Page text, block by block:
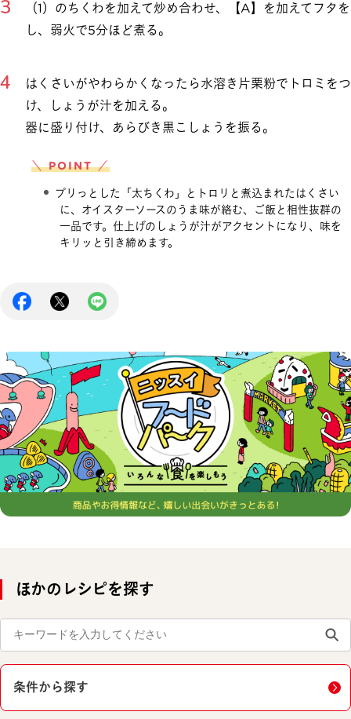
（1）のちくわを加えて炒め合わせ、【A】を加えてフタを
し、弱火で5分ほど煮る。
はくさいがやわらかくなったら水溶き片栗粉でトロミをつ
け、しょうが汁を加える。
器に盛り付け、あらびき黒こしょうを振る。
＼ POINT ／
プリっとした「太ちくわ」とトロリと煮込まれたはくさい
に、オイスターソースのうま味が絡む、ご飯と相性抜群の
一品です。仕上げのしょうが汁がアクセントになり、味を
キリッと引き締めます。
ほかのレシピを探す
条件から探す